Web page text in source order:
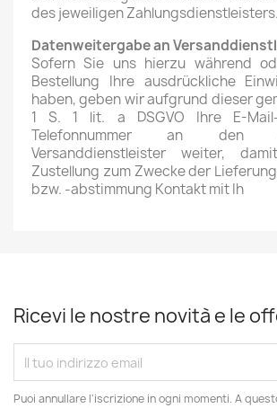
des jeweiligen Zahlungsdienstleisters.
Datenweitergabe an
Sofern Sie uns hierzu während
Bestellung Ihre ausdrückliche
haben, geben wir aufgrund dieser
1 S. 1 lit. a DSGVO Ihre E-
Telefonnummer an den
Versanddienstleister weiter,
Zustellung zum Zwecke der
bzw. -abstimmung Kontakt mit Ih
Ricevi le nostre novità e le
Puoi annullare l'iscrizione in ogni momenti. A